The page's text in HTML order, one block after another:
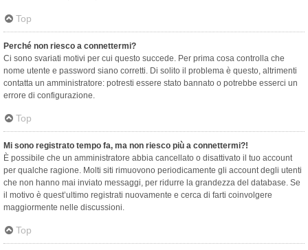
Top
Perché non riesco a connettermi?
Ci sono svariati motivi per cui questo succede. Per prima cosa controlla che
nome utente e password siano corretti. Di solito il problema è questo, altrimenti
contatta un amministratore: potresti essere stato bannato o potrebbe esserci un
errore di configurazione.
Top
Mi sono registrato tempo fa, ma non riesco più a connettermi?!
È possibile che un amministratore abbia cancellato o disattivato il tuo account
per qualche ragione. Molti siti rimuovono periodicamente gli account degli utenti
che non hanno mai inviato messaggi, per ridurre la grandezza del database. Se
il motivo è quest’ultimo registrati nuovamente e cerca di farti coinvolgere
maggiormente nelle discussioni.
Top